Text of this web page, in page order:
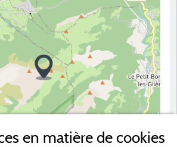
en matière de cookies